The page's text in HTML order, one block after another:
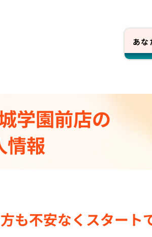
あな
学園前店の
情報
も不安なく スタート